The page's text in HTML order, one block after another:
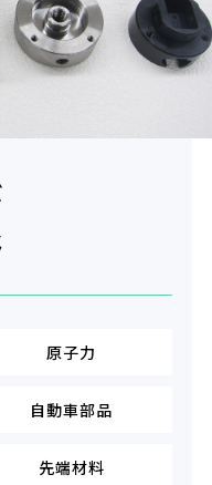
原子力
自動車部品
先端材料